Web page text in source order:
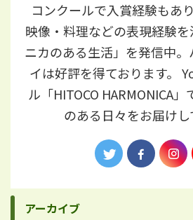
コンクールで入賞経験もあ
映像・料理などの表現経験
ニカのある生活」を発信中
イは好評を得ております。
ル「HITOCO HARMONICA
のある日々をお届けし
アーカイブ